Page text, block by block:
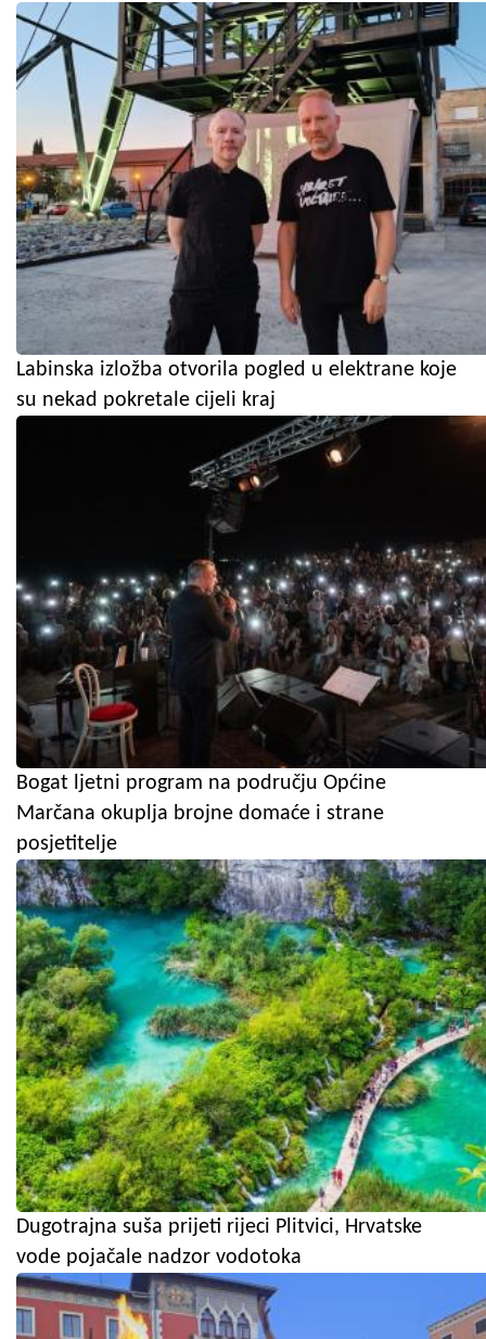
Labinska izložba otvorila pogled u elektrane koje
su nekad pokretale cijeli kraj
Bogat ljetni program na području Općine
Marčana okuplja brojne domaće i strane
posjetitelje
Dugotrajna suša prijeti rijeci Plitvici, Hrvatske
vode pojačale nadzor vodotoka